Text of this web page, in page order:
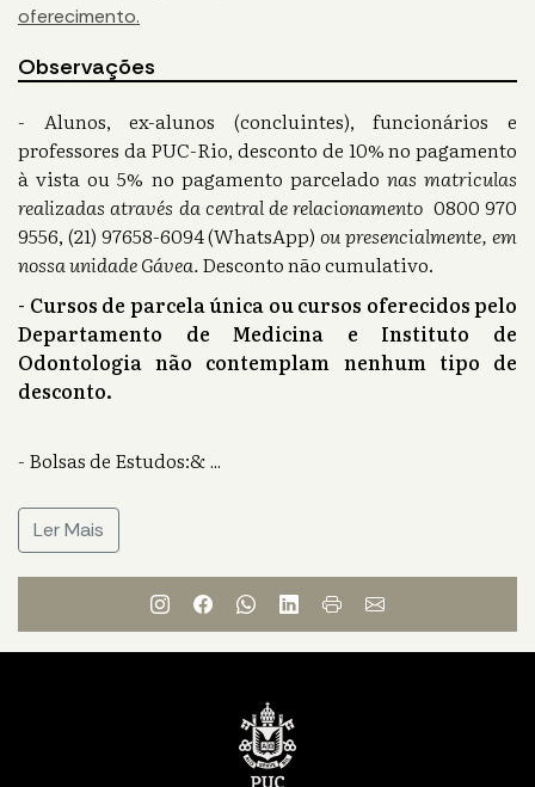
oferecimento.
Observações
- Alunos, ex-alunos (concluintes), funcionários e
professores da PUC-Rio, desconto de 10% no pagamento
à vista ou 5% no pagamento parcelado nas matriculas
realizadas através da central de relacionamento 0800 970
9556, (21) 97658-6094 (WhatsApp)ou presencialmente, em
nossa unidade Gávea.Desconto não cumulativo.
- Cursos de parcela única ou cursos oferecidos pelo
Departamento de Medicina e Instituto de
Odontologia não contemplam nenhum tipo de
desconto.
- Bolsas de Estudos:&...
Ler Mais